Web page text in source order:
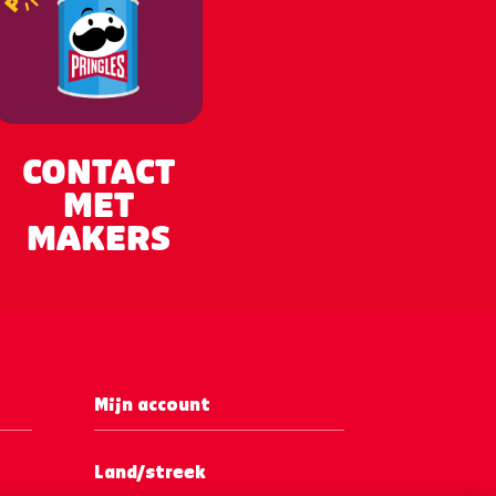
CONTACT
MET
MAKERS
Mijn account
Land/streek